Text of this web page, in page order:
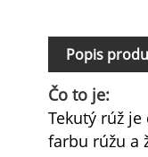
Popis
Čo to je:
Tekutý rúž
farbu rúžu a